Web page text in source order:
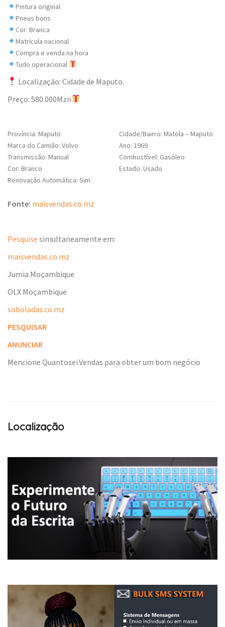
Pintura original
Pneus bons
Cor: Branca
Matrícula nacional
Compra e venda na hora
Tudo operacional
Localização: Cidade de Maputo.
Preço: 580.000Mzn
Província: Maputo
Cidade/Bairro: Matola – Maputo
Marca do Camião: Volvo
Ano: 1969
Transmissão: Manual
Combustível: Gasóleo
Cor: Branco
Estado: Usado
Renovação Automática: Sim
Fonte: maisvendas.co.mz
Pesquise simultaneamente em:
maisvendas.co.mz
Jumia Moçambique
OLX Moçambique
soboladas.co.mz
PESQUISAR
ANUNCIAR
Mencione Quantosei.Vendas para obter um bom negócio
Localização